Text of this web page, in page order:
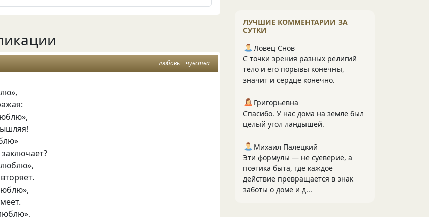
любовь чувства
ЛУЧШИЕ КОММЕНТАРИИ ЗА
СУТКИ
Ловец Снов
С точки зрения разных религий
тело и его порывы конечны,
значит и сердце конечно.
Григорьевна
Спасибо. У нас дома на земле был
целый угол ландышей.
Михаил Палецкий
Эти формулы — не суеверие, а
поэтика быта, где каждое
действие превращается в знак
заботы о доме и д...